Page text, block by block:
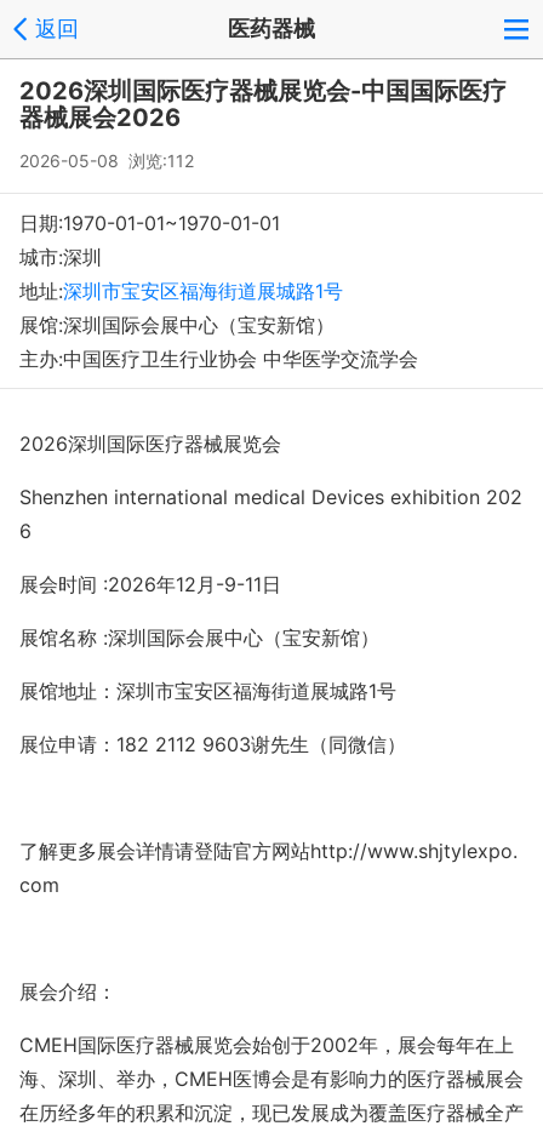
返回 医药器械
2026深圳国际医疗器械展览会-中国国际医疗
器械展会2026
2026-05-08 浏览:112
日期:1970-01-01~1970-01-01
城市:深圳
地址:深圳市宝安区福海街道展城路1号
展馆:深圳国际会展中心（宝安新馆）
主办:中国医疗卫生行业协会 中华医学交流学会
2026深圳国际医疗器械展览会
Shenzhen international medical Devices exhibition 202
6
展会时间 :2026年12月 -9-11日
展馆名称 :深圳国际会展中心（宝安新馆）
展馆地址：深圳市宝安区福海街道展城路1号
展位申请： 182 2112 9603谢先生（同微信）
了解更多展会详情请登陆官方网站http://www.shjtylexpo.
com
展会介绍：
CMEH国际医疗器械展览会始创于2002年，展会每年在上
海、深圳、举办， CMEH医博会是有影响力的医疗器械展会
在历经多年的积累和沉淀，现已发展成为覆盖医疗器械全产
注册 反馈
Copyright © 2008-2018 环球会展网 fairglobal.com.cn 版权所有